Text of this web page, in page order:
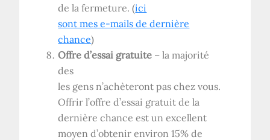
de la fermeture. (ici
sont mes e-mails de dernière
chance)
Offre d’essai gratuite – la majorité
des
les gens n’achèteront pas chez vous.
Offrir l’offre d’essai gratuit de la
dernière chance est un excellent
moyen d’obtenir environ 15% de